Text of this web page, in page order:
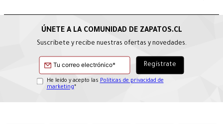
Suscríbete y recibe nuestras ofertas y novedades.
He leído y acepto las Políticas de privacidad de
marketing*